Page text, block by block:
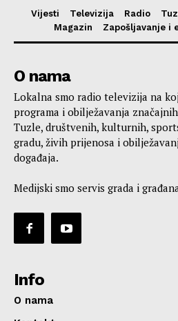
Vijesti Televizija Radio
Magazin
Zapošljavanje i
O nama
Lokalna smo radio televizija na
programa i obilježavanja
Tuzle, društvenih, kulturnih,
gradu, živih prijenosa i
događaja.
Medijski smo servis grada i
Info
O nama